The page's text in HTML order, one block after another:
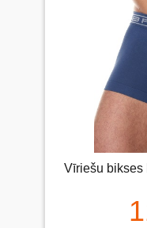
Vīriešu bikses